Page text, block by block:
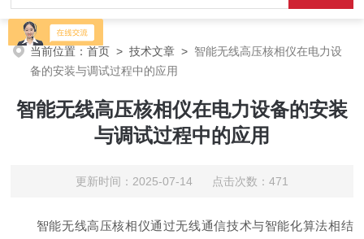
当前位置：首页 >技术文章 > 智能无线高压核相仪在电力设
备的安装与调试过程中的应用
智能无线高压核相仪在电力设备的安装
与调试过程中的应用
更新时间：2025-07-14 点击次数：471
智能无线高压核相仪通过无线通信技术与智能化算法相结